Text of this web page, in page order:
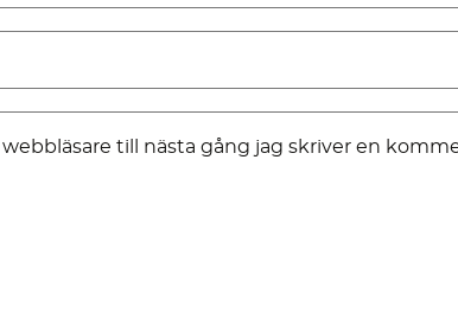
till nästa gång jag skriver en